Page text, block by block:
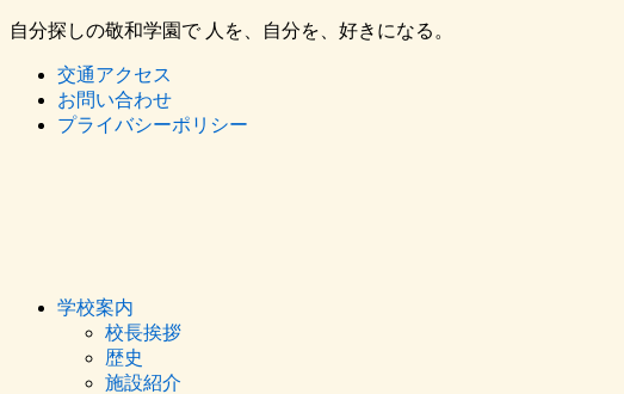
自分探しの敬和学園で 人を、自分を、好きになる。
交通アクセス
お問い合わせ
プライバシーポリシー
学校案内
校長挨拶
歴史
施設紹介